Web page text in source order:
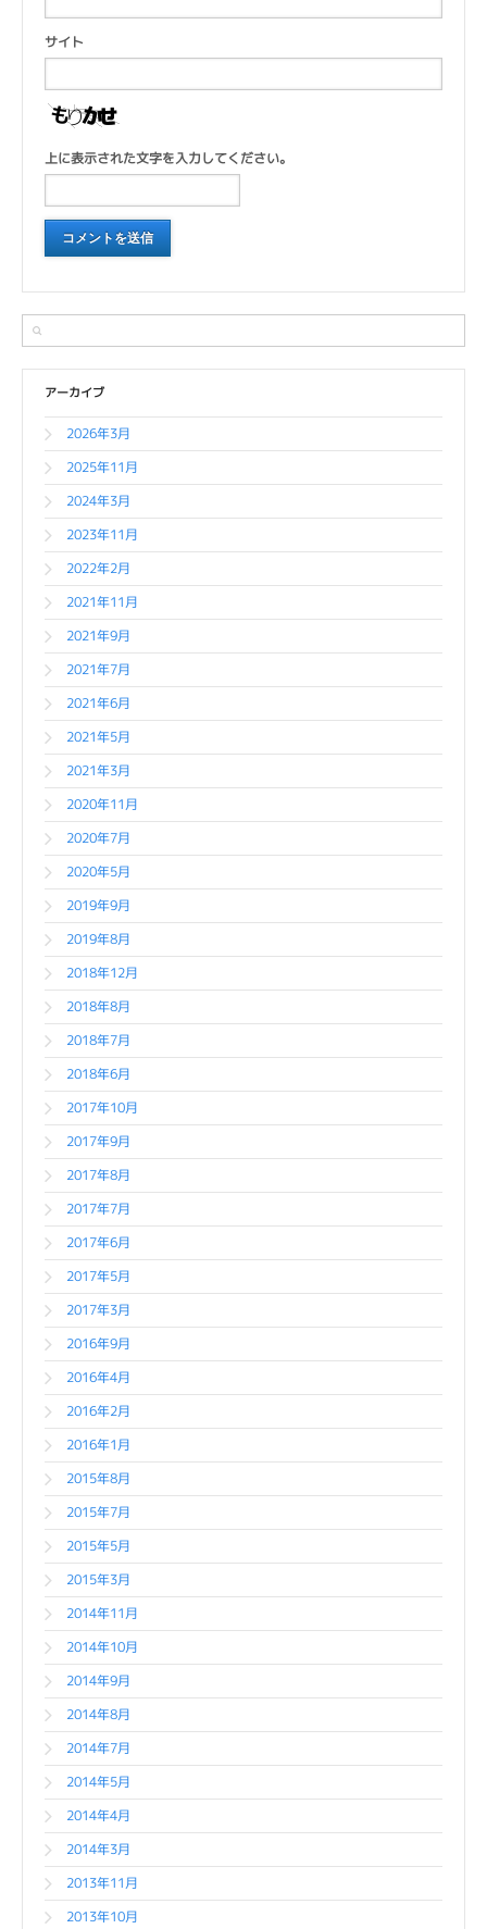
サイト
上に表示された文字を入力してください。
アーカイブ
2026年3月
2025年11月
2024年3月
2023年11月
2022年2月
2021年11月
2021年9月
2021年7月
2021年6月
2021年5月
2021年3月
2020年11月
2020年7月
2020年5月
2019年9月
2019年8月
2018年12月
2018年8月
2018年7月
2018年6月
2017年10月
2017年9月
2017年8月
2017年7月
2017年6月
2017年5月
2017年3月
2016年9月
2016年4月
2016年2月
2016年1月
2015年8月
2015年7月
2015年5月
2015年3月
2014年11月
2014年10月
2014年9月
2014年8月
2014年7月
2014年5月
2014年4月
2014年3月
2013年11月
2013年10月